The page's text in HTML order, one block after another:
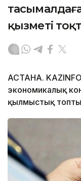
қызметі
АСТАНА.
экономикалық
қылмыстық